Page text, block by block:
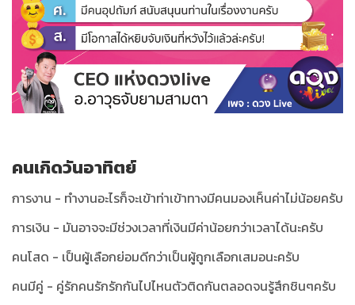
คนเกิดวันอาทิตย์
การงาน - ทำงานอะไรก็จะเข้าท่าเข้าทางมีคนมองเห็นค่าไม่น้อยครับ
การเงิน - มันอาจจะมีช่วงเวลาที่เงินมีค่าน้อยกว่าเวลาได้นะครับ
คนโสด - เป็นผู้เลือกย่อมดีกว่าเป็นผู้ถูกเลือกเสมอนะครับ
คนมีคู่ - คู่รักคนรักรักกันไปไหนตัวติดกันตลอดจนรู้สึกชินๆครับ